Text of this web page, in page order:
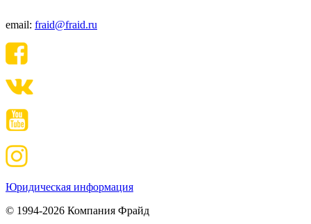
email: fraid@fraid.ru
Юридическая информация
© 1994-2026 Компания Фрайд